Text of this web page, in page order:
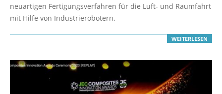
neuartigen Fertigungsverfahren für die Luft- und Raumfahrt
mit Hilfe von Industrierobotern.
WEITERLESEN